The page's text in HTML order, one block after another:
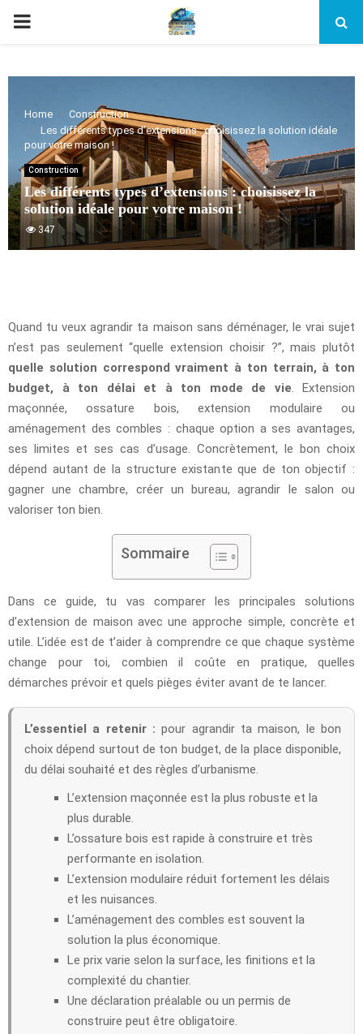
PRIMARY
Home
Construction
Les différents types d’extensions : choisissez la solution idéale
pour votre maison !
Construction
Les différents types d’extensions : choisissez la
solution idéale pour votre maison !
347
Quand tu veux agrandir ta maison sans déménager, le vrai sujet
n’est pas seulement “quelle extension choisir ?”, mais plutôt
quelle solution correspond vraiment à ton terrain, à ton
budget, à ton délai et à ton mode de vie . Extension
maçonnée, ossature bois, extension modulaire ou
aménagement des combles : chaque option a ses avantages,
ses limites et ses cas d’usage. Concrètement, le bon choix
dépend autant de la structure existante que de ton objectif :
gagner une chambre, créer un bureau, agrandir le salon ou
valoriser ton bien.
Sommaire
Dans ce guide, tu vas comparer les principales solutions
d’extension de maison avec une approche simple, concrète et
utile. L’idée est de t’aider à comprendre ce que chaque système
change pour toi, combien il coûte en pratique, quelles
démarches prévoir et quels pièges éviter avant de te lancer.
L’essentiel a retenir : pour agrandir ta maison, le bon
choix dépend surtout de ton budget, de la place disponible,
du délai souhaité et des règles d’urbanisme.
L’extension maçonnée est la plus robuste et la
plus durable.
L’ossature bois est rapide à construire et très
performante en isolation.
L’extension modulaire réduit fortement les délais
et les nuisances.
L’aménagement des combles est souvent la
solution la plus économique.
Le prix varie selon la surface, les finitions et la
complexité du chantier.
Une déclaration préalable ou un permis de
construire peut être obligatoire.